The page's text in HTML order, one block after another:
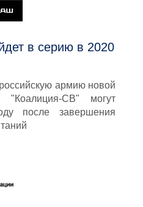
в серию в 2020
армию новой
"Коалиция-СВ" могут
после завершения